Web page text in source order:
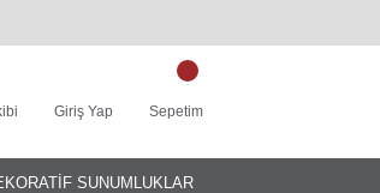
Giriş Yap Sepetim
SUNUMLUKLAR